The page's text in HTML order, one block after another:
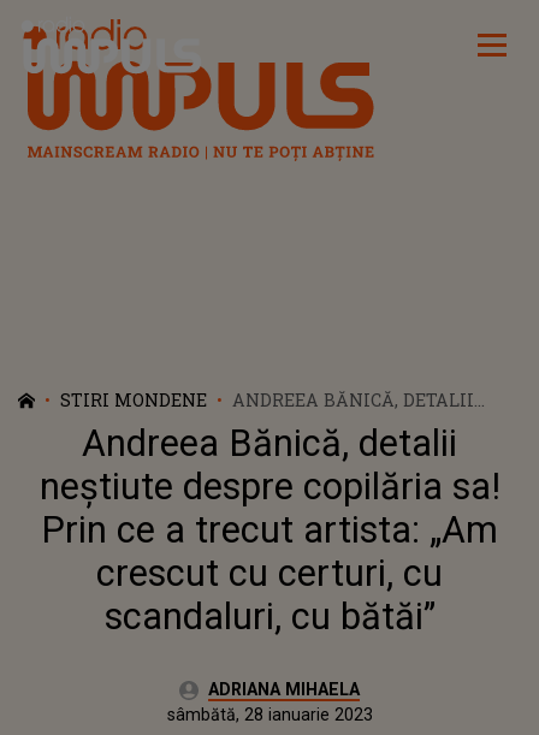
Radio Impuls
STIRI MONDENE
ANDREEA BĂNICĂ, DETALII
NEȘTIUTE DESPRE COPILĂRIA
SA! PRIN CE A TRECUT ARTISTA:
„AM CRESCUT CU CERTURI, CU
SCANDALURI, CU BĂTĂI”
Andreea Bănică, detalii
neștiute despre copilăria sa!
Prin ce a trecut artista: „Am
crescut cu certuri, cu
scandaluri, cu bătăi”
Autor:ADRIANA MIHAELA
vineri, 28 ianuarie 2022Actualizat:
sâmbătă, 28 ianuarie 2023